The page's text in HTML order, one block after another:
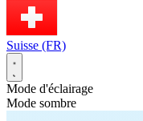
Suisse (FR)
Mode d'éclairage
Mode sombre